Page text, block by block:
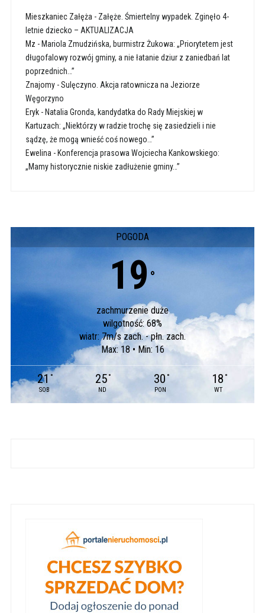
Mieszkaniec Załęża - Załęże. Śmiertelny wypadek. Zginęło 4-
letnie dziecko – AKTUALIZACJA
Mz - Mariola Zmudzińska, burmistrz Żukowa: „Priorytetem jest
długofalowy rozwój gminy, a nie łatanie dziur z zaniedbań lat
poprzednich…”
Znajomy-Sulęczyno. Akcja ratownicza na Jeziorze
Węgorzyno
Eryk- Natalia Gronda, kandydatka do Rady Miejskiej w
Kartuzach: „Niektórzy w radzie trochę się zasiedzieli i nie
sądzę, że mogą wnieść coś nowego…”
Ewelina - Konferencja prasowa Wojciecha Kankowskiego:
„Mamy historycznie niskie zadłużenie gminy…”
POGODA
19 °
zachmurzenie duże
wilgotność: 68%
wiatr: 7m/s zach. - płn. zach.
Max: 18 • Min: 16
21 °
SOB
25 °
ND
30 °
PON
18 °
WT